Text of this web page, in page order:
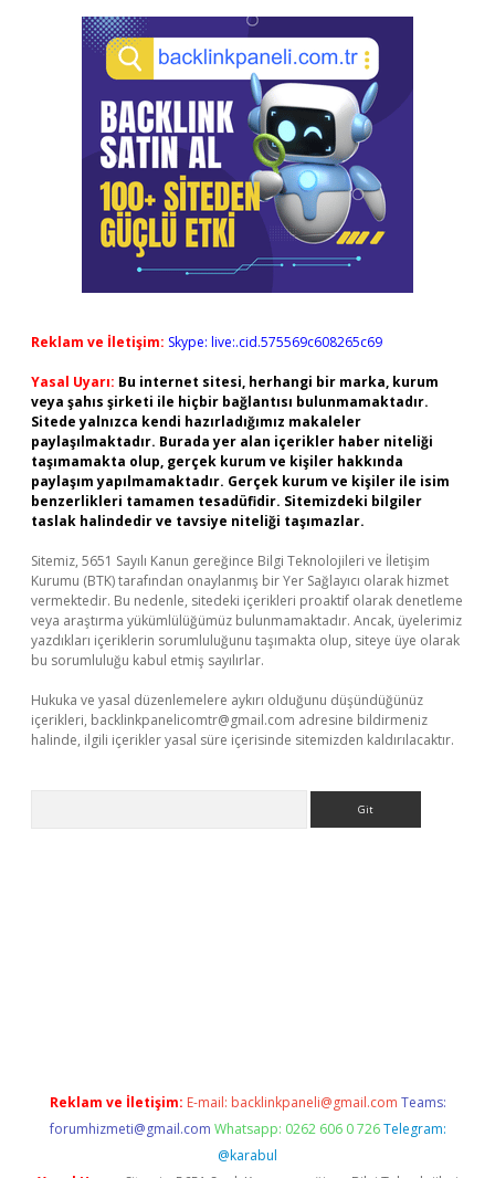
Reklam ve İletişim: Skype: live:.cid.575569c608265c69
Yasal Uyarı: Bu internet sitesi, herhangi bir marka, kurum
veya şahıs şirketi ile hiçbir bağlantısı bulunmamaktadır.
Sitede yalnızca kendi hazırladığımız makaleler
paylaşılmaktadır. Burada yer alan içerikler haber niteliği
taşımamakta olup, gerçek kurum ve kişiler hakkında
paylaşım yapılmamaktadır. Gerçek kurum ve kişiler ile isim
benzerlikleri tamamen tesadüfidir. Sitemizdeki bilgiler
taslak halindedir ve tavsiye niteliği taşımazlar.
Sitemiz, 5651 Sayılı Kanun gereğince Bilgi Teknolojileri ve İletişim
Kurumu (BTK) tarafından onaylanmış bir Yer Sağlayıcı olarak hizmet
vermektedir. Bu nedenle, sitedeki içerikleri proaktif olarak denetleme
veya araştırma yükümlülüğümüz bulunmamaktadır. Ancak, üyelerimiz
yazdıkları içeriklerin sorumluluğunu taşımakta olup, siteye üye olarak
bu sorumluluğu kabul etmiş sayılırlar.
Hukuka ve yasal düzenlemelere aykırı olduğunu düşündüğünüz
içerikleri, backlinkpanelicomtr@gmail.com adresine bildirmeniz
halinde, ilgili içerikler yasal süre içerisinde sitemizden kaldırılacaktır.
Reklam ve İletişim: E-mail: backlinkpaneli@gmail.com Teams:
forumhizmeti@gmail.com Whatsapp: 0262 606 0 726 Telegram:
@karabul